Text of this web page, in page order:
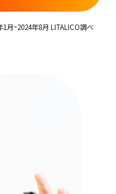
月~2024年8月 LITALICO調べ